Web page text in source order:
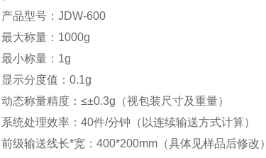
产品型号：JDW-600
最大称量： 1000g
最小称量： 1g
显示分度值：0.1g
动态称量精度：≤±0.3g（视包装尺寸及重量）
系统处理效率：40件/分钟（以连续输送方式计算）
前级输送线长*宽：400*200mm（具体见样品后修改）